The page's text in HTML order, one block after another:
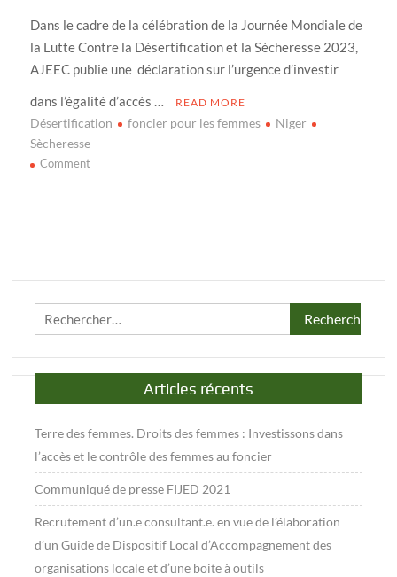
Dans le cadre de la célébration de la Journée Mondiale de
la Lutte Contre la Désertification et la Sècheresse 2023,
AJEEC publie une déclaration sur l’urgence d’investir
dans l’égalité d’accès …
READ MORE
Désertification foncier pour les femmes
Niger
Sècheresse
Commenton
femmes
Investissons
dans
l’accès
et
des
femmes
au
foncier
Rechercher :
Articles récents
Terre des femmes. Droits des femmes : Investissons dans
l’accès et le contrôle des femmes au foncier
Communiqué de presse FIJED 2021
Recrutement d’un.e consultant.e. en vue de l’élaboration
d’un Guide de Dispositif Local d’Accompagnement des
organisations locale et d’une boite à outils